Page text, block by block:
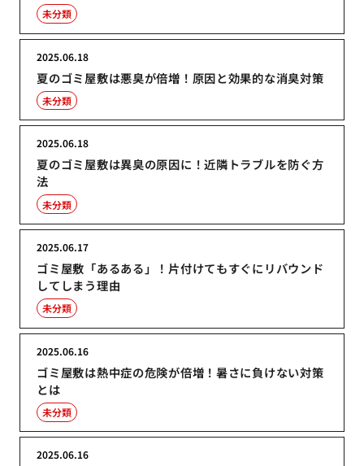
未分類
夏のゴミ屋敷は悪臭が倍増！原因と効果的な消臭対策
2025.06.18
未分類
夏のゴミ屋敷は異臭の原因に！近隣トラブルを防ぐ方
法
2025.06.18
未分類
ゴミ屋敷「あるある」！片付けてもすぐにリバウンド
してしまう理由
2025.06.17
未分類
ゴミ屋敷は熱中症の危険が倍増！暑さに負けない対策
とは
2025.06.16
未分類
2025.06.16